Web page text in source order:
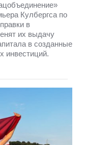
Кулбергса по
в
их выдачу
в созданные
инвестиций.